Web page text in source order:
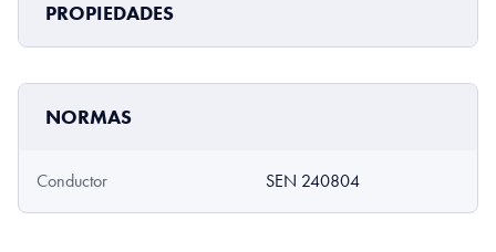
PROPIEDADES
NORMAS
Conductor SEN 240804